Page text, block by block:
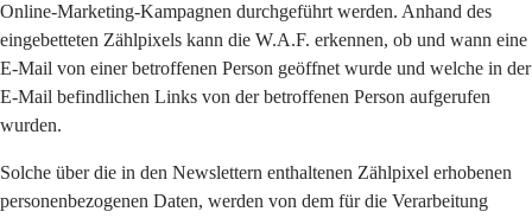
Online-Marketing-Kampagnen durchgeführt werden. Anhand des
eingebetteten Zählpixels kann die W.A.F. erkennen, ob und wann eine
E-Mail von einer betroffenen Person geöffnet wurde und welche in der
E-Mail befindlichen Links von der betroffenen Person aufgerufen
wurden.
Solche über die in den Newslettern enthaltenen Zählpixel erhobenen
personenbezogenen Daten, werden von dem für die Verarbeitung